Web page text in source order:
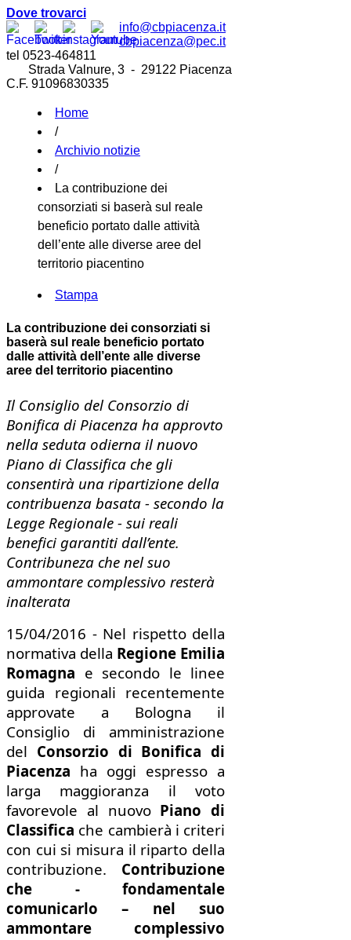
Dove trovarci
info@cbpiacenza.it
cbpiacenza@pec.it
tel 0523-464811
Strada Valnure, 3 - 29122 Piacenza
C.F. 91096830335
Home
/
Archivio notizie
/
La contribuzione dei
consorziati si baserà sul reale
beneficio portato dalle attività
dell’ente alle diverse aree del
territorio piacentino
Stampa
La contribuzione dei consorziati si
baserà sul reale beneficio portato
dalle attività dell’ente alle diverse
aree del territorio piacentino
Il Consiglio del Consorzio di
Bonifica di Piacenza ha approvto
nella seduta odierna il nuovo
Piano di Classifica che gli
consentirà una ripartizione della
contribuenza basata - secondo la
Legge Regionale - sui reali
benefici garantiti dall’ente.
Contribuneza che nel suo
ammontare complessivo resterà
inalterata
15/04/2016 - Nel rispetto della
normativa della Regione Emilia
Romagna e secondo le linee
guida regionali recentemente
approvate a Bologna il
Consiglio di amministrazione
del Consorzio di Bonifica di
Piacenza ha oggi espresso a
larga maggioranza il voto
favorevole al nuovo Piano di
Classifica che cambierà i criteri
con cui si misura il riparto della
contribuzione. Contribuzione
che - fondamentale
comunicarlo – nel suo
ammontare complessivo